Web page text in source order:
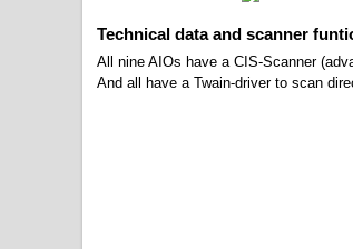
Technical data and scanner
All nine AIOs have a CIS-Scanner
And all have a Twain-driver to scan